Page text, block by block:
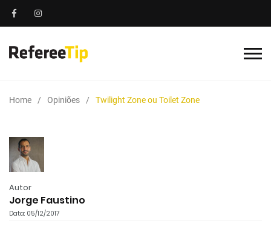
Home Opiniões Twilight Zone ou Toilet Zone
Autor
Jorge Faustino
Data: 05/12/2017